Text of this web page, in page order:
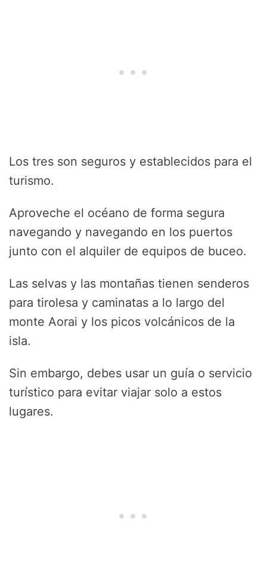
Los tres son seguros y establecidos para el
turismo.
Aproveche el océano de forma segura
navegando y navegando en los puertos
junto con el alquiler de equipos de buceo.
Las selvas y las montañas tienen senderos
para tirolesa y caminatas a lo largo del
monte Aorai y los picos volcánicos de la
isla.
Sin embargo, debes usar un guía o servicio
turístico para evitar viajar solo a estos
lugares.